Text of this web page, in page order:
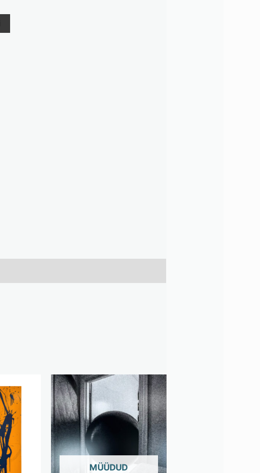
OUT OF STOCK